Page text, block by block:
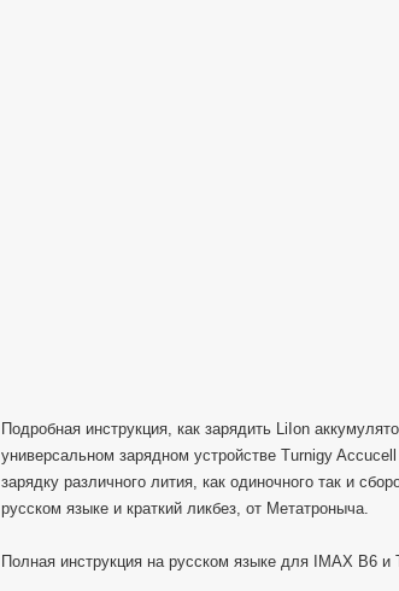
Подробная инструкция, как зарядить LiIon
универсальном зарядном устройстве Turnigy
зарядку различного лития, как одиночного так и
русском языке и краткий ликбез, от Метатроныча.
Полная инструкция на русском языке для IMAX B6 и